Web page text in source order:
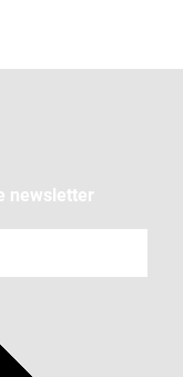
newsletter